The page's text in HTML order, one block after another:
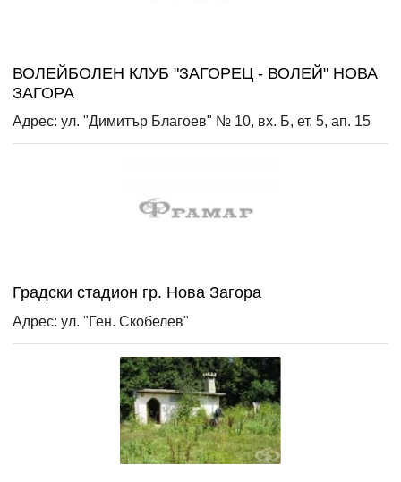
ВОЛЕЙБОЛЕН КЛУБ "ЗАГОРЕЦ - ВОЛЕЙ" НОВА
ЗАГОРА
Адрес: ул. "Димитър Благоев" № 10, вх. Б, ет. 5, ап. 15
Градски стадион гр. Нова Загора
Адрес: ул. "Ген. Скобелев"